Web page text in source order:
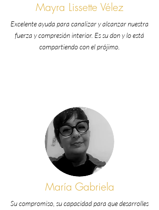
Mayra Lissette Vélez
Excelente ayuda para canalizar y alcanzar nuestra
fuerza y compresión interior. Es su don y lo está
compartiendo con el prójimo.
María Gabriela
Su compromiso, su capacidad para que desarrolles